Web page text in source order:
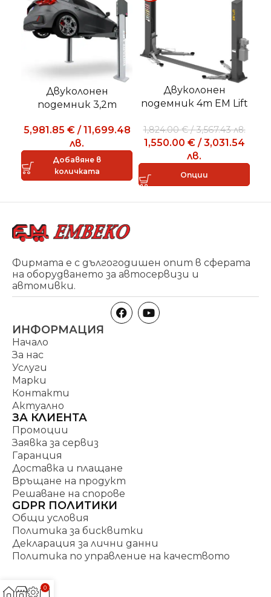
Двуколонен
подемник 3,2т
5,981.85 € / 11,699.48
лв.
Добавяне в
количката
Двуколонен
подемник 4т EM Lift
1,824.00€ /3,567.43лв.
1,550.00 € /3,031.54
лв.
Опции
Фирмата е с дългогодишен опит в сферата
на оборудването за автосервизи и
автомивки.
ИНФОРМАЦИЯ
Начало
За нас
Услуги
Марки
Контакти
Актуално
ЗА КЛИЕНТА
Промоции
Заявка за сервиз
Гаранция
Доставка и плащане
Връщане на продукт
Решаване на спорове
GDPR ПОЛИТИКИ
Общи условия
Политика за бисквитки
Декларация за лични данни
Политика по управление на качеството
0